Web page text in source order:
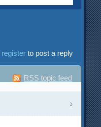
registerto post a reply
RSS topic feed
১